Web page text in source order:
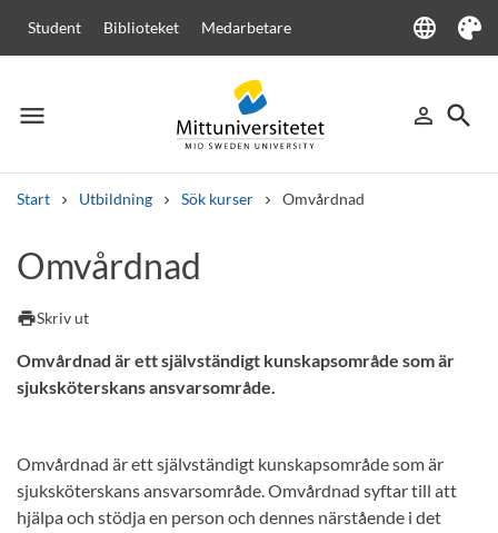
Student Biblioteket Medarbetare language
Language
Tema
menu
Meny person_outline
Logga in
search
Sök
Start Utbildning Sök kurser Omvårdnad
Andra söktjänster
Kurser och program
Omvårdnad
printSkriv ut
Omvårdnad är ett självständigt kunskapsområde som är
sjuksköterskans ansvarsområde.
Omvårdnad är ett självständigt kunskapsområde som är
sjuksköterskans ansvarsområde. Omvårdnad syftar till att
hjälpa och stödja en person och dennes närstående i det